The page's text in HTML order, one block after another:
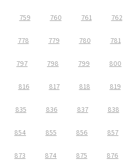
759 760 761 762
778 779 780 781
797 798 799 800
816 817 818 819
835 836 837 838
854 855 856 857
873 874 875 876